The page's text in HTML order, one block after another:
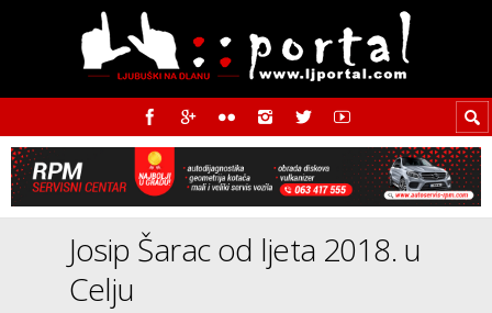
Josip Šarac od ljeta 2018. u
Celju